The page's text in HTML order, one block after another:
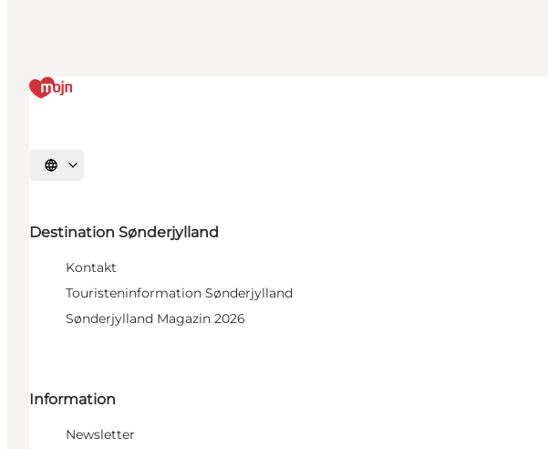
Sprache auswählen
Destination Sønderjylland
Kontakt
Touristeninformation Sønderjylland
Sønderjylland Magazin 2026
Information
Newsletter